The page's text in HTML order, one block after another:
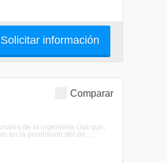
Solicitar información
Comparar
de la ingeniería civil que,
en la promoción del de ...